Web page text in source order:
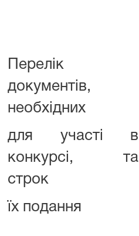
Перелік
документів,
необхідних
для участі в
конкурсі, та
строк
їх подання